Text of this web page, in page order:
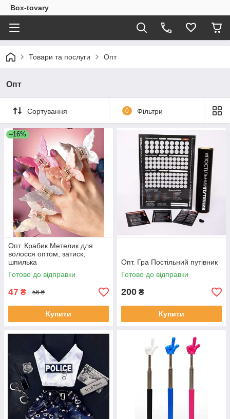
Box-tovary
Товари та послуги Опт
Опт
Сортування 0 Фільтри
–16%
Опт. Крабик Метелик для
волосся оптом, затиск,
шпилька
Готово до відправки
47 ₴ 56 ₴
Купити
Опт. Гра Постільний путівник
Готово до відправки
200 ₴
Купити